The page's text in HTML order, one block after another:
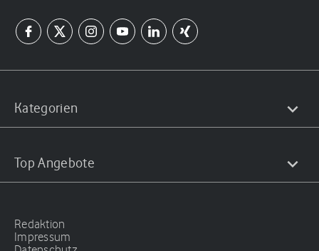
Kategorien
Top Angebote
Redaktion
Impressum